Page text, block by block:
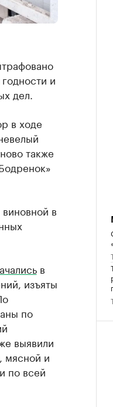
и
дел.
в ходе
также
в
в
изъяты
по
выявили
мясной и
по всей